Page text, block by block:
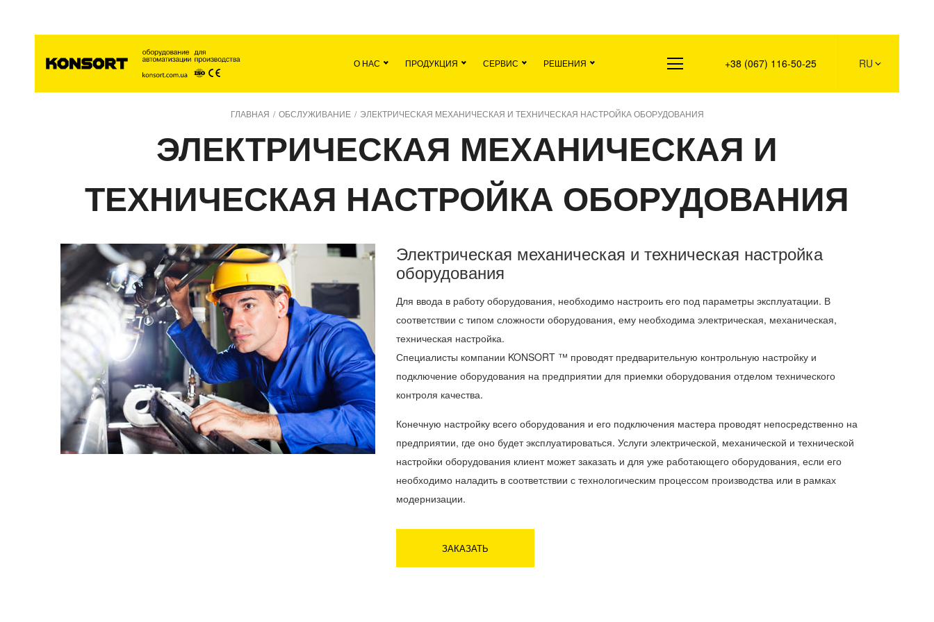
О НАС ПРОДУКЦИЯ СЕРВИС РЕШЕНИЯ +38 (067) 116-50-25 RU
ГЛАВНАЯ / ОБСЛУЖИВАНИЕ / ЭЛЕКТРИЧЕСКАЯ МЕХАНИЧЕСКАЯ И ТЕХНИЧЕСКАЯ НАСТРОЙКА ОБОРУДОВАНИЯ
ЭЛЕКТРИЧЕСКАЯ МЕХАНИЧЕСКАЯ И
ТЕХНИЧЕСКАЯ НАСТРОЙКА ОБОРУДОВАНИЯ
Электрическая механическая и техническая настройка
оборудования
Для ввода в работу оборудования, необходимо настроить его под параметры эксплуатации. В
соответствии с типом сложности оборудования, ему необходима электрическая, механическая,
техническая настройка.
Специалисты компании KONSORT ™ проводят предварительную контрольную настройку и
подключение оборудования на предприятии для приемки оборудования отделом технического
контроля качества.
Конечную настройку всего оборудования и его подключения мастера проводят непосредственно на
предприятии, где оно будет эксплуатироваться. Услуги электрической, механической и технической
настройки оборудования клиент может заказать и для уже работающего оборудования, если его
необходимо наладить в соответствии с технологическим процессом производства или в рамках
модернизации.
ЗАКАЗАТЬ